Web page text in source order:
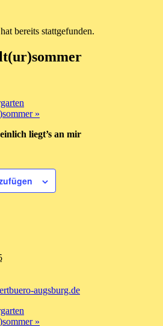
bereits stattgefunden.
»
liegt’s an mir
augsburg.de
»